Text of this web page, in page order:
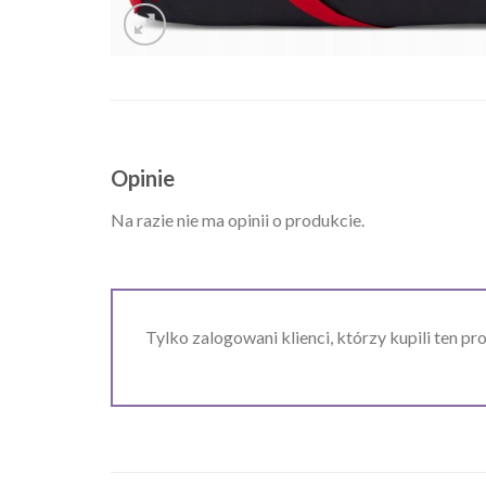
Opinie
Na razie nie ma opinii o produkcie.
Tylko zalogowani klienci, którzy kupili ten